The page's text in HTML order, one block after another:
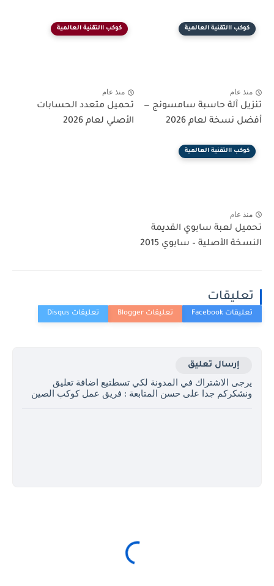
كوكب االتقنية العالمية
منذ عام
تنزيل آلة حاسبة سامسونج —
أفضل نسخة لعام 2026
كوكب االتقنية العالمية
منذ عام
تحميل متعدد الحسابات
الأصلي لعام 2026
كوكب االتقنية العالمية
منذ عام
تحميل لعبة سابوي القديمة
النسخة الأصلية – سابوي 2015
تعليقات
إرسال تعليق
يرجى الاشتراك في المدونة لكي تسطتيع اضافة تعليق
ونشكركم جدا على حسن المتابعة : فريق عمل كوكب الصين